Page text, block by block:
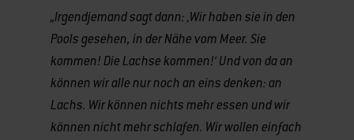
„Irgendjemand sagt dann: ‚Wir haben sie in den
Pools gesehen, in der Nähe vom Meer. Sie
kommen! Die Lachse kommen!‘ Und von da an
können wir alle nur noch an eins denken: an
Lachs. Wir können nichts mehr essen und wir
können nicht mehr schlafen. Wir wollen einfach